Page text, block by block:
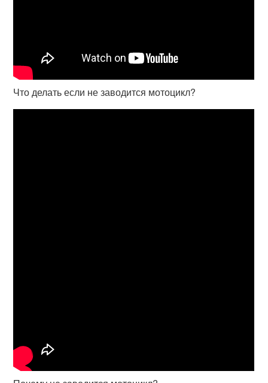
Что делать если не заводится мотоцикл?